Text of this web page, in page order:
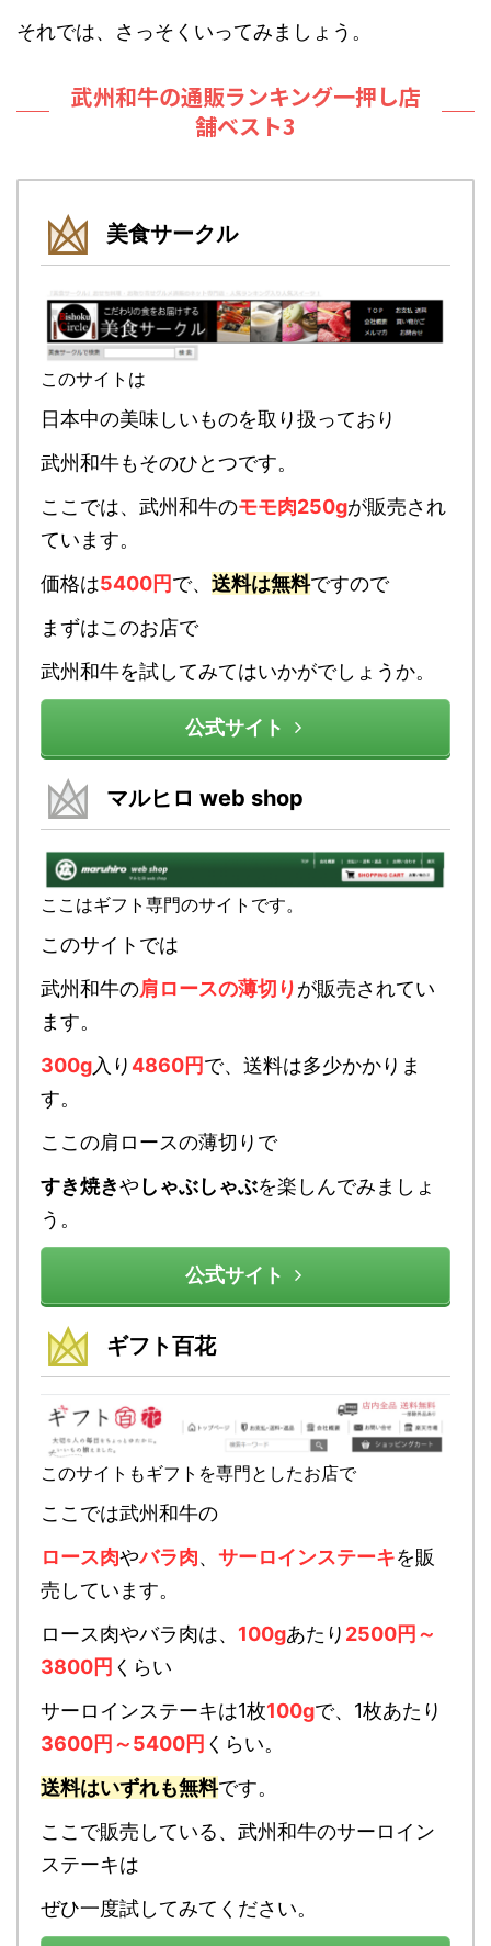
それでは、さっそくいってみましょう。
武州和牛の通販ランキング一押し店
舗ベスト3
美食サークル
このサイトは
日本中の美味しいものを取り扱っており
武州和牛もそのひとつです。
ここでは、武州和牛のモモ肉250gが販売され
ています。
価格は5400円で、 送料は無料ですので
まずはこのお店で
武州和牛を試してみてはいかがでしょうか。
公式サイト
マルヒロ web shop
ここはギフト専門のサイトです。
このサイトでは
武州和牛の肩ロースの薄切りが販売されてい
ます。
300g入り4860円で、送料は多少かかりま
す。
ここの肩ロースの薄切りで
すき焼きや しゃぶしゃぶを楽しんでみましょ
う。
公式サイト
ギフト百花
このサイトもギフトを専門としたお店で
ここでは武州和牛の
ロース肉やバラ肉、 サーロインステーキを販
売しています。
ロース肉やバラ肉は、 100gあたり 2500円～
3800円 くらい
サーロインステーキは1枚100gで、1枚あたり
3600円～5400円 くらい。
送料はいずれも無料です。
ここで販売している、武州和牛のサーロイン
ステーキは
ぜひ一度試してみてください。